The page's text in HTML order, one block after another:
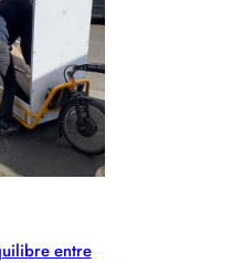
entre